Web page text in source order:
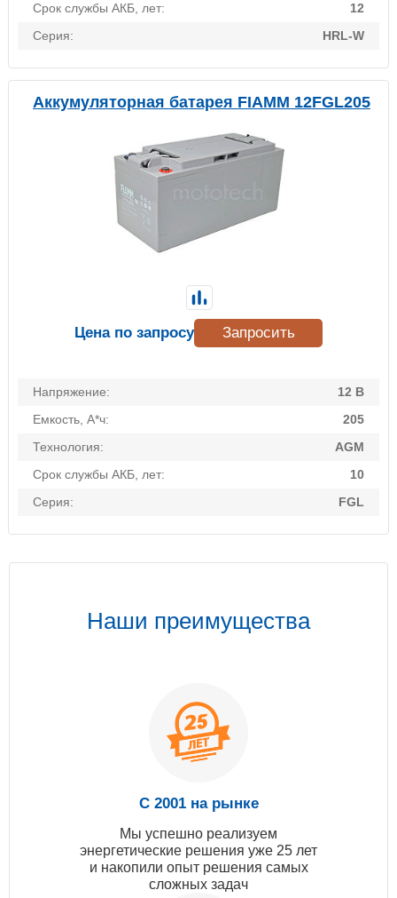
Срок службы АКБ, лет:
12
Серия:
HRL-W
Аккумуляторная батарея FIAMM 12FGL205
Напряжение:
12 В
Емкость, А*ч:
205
Технология:
AGM
Срок службы АКБ, лет:
10
Серия:
FGL
Цена по запросу Запросить
Наши преимущества
С 2001 на рынке
Мы успешно реализуем
энергетические решения уже 25 лет
и накопили опыт решения самых
сложных задач